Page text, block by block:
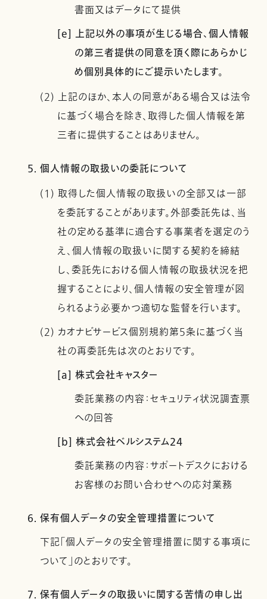
書面又はデータにて提供
[e] 上記以外の事項が生じる場合、個人情報
の第三者提供の同意を頂く際にあらかじ
め個別具体的にご提示いたします。
(2) 上記のほか、本人の同意がある場合又は法令
に基づく場合を除き、取得した個人情報を第
三者に提供することはありません。
5. 個人情報の取扱いの委託について
(1) 取得した個人情報の取扱いの全部又は一部
を委託することがあります。外部委託先は、当
社の定める基準に適合する事業者を選定のう
え、個人情報の取扱いに関する契約を締結
し、委託先における個人情報の取扱状況を把
握することにより、個人情報の安全管理が図
られるよう必要かつ適切な監督を行います。
(2) カオナビサービス個別規約第5条に基づく当
社の再委託先は次のとおりです。
[a] 株式会社キャスター
委託業務の内容：セキュリティ状況調査票
への回答
[b] 株式会社ベルシステム24
委託業務の内容：サポートデスクにおける
お客様のお問い合わせへの応対業務
6. 保有個人データの安全管理措置について
下記「個人データの安全管理措置に関する事項に
ついて」のとおりです。
7. 保有個人データの取扱いに関する苦情の申し出